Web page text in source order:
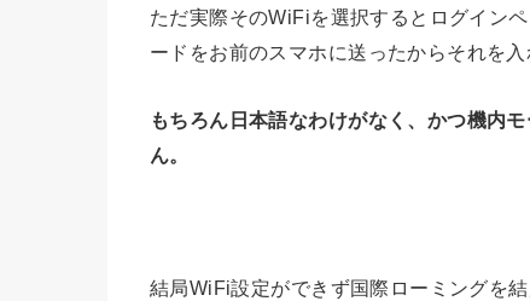
ただ実際そのWiFiを選択するとログイン
ードをお前のスマホに送ったからそれを
もちろん日本語なわけがなく、かつ機内
ん。
結局WiFi設定ができず国際ローミングを